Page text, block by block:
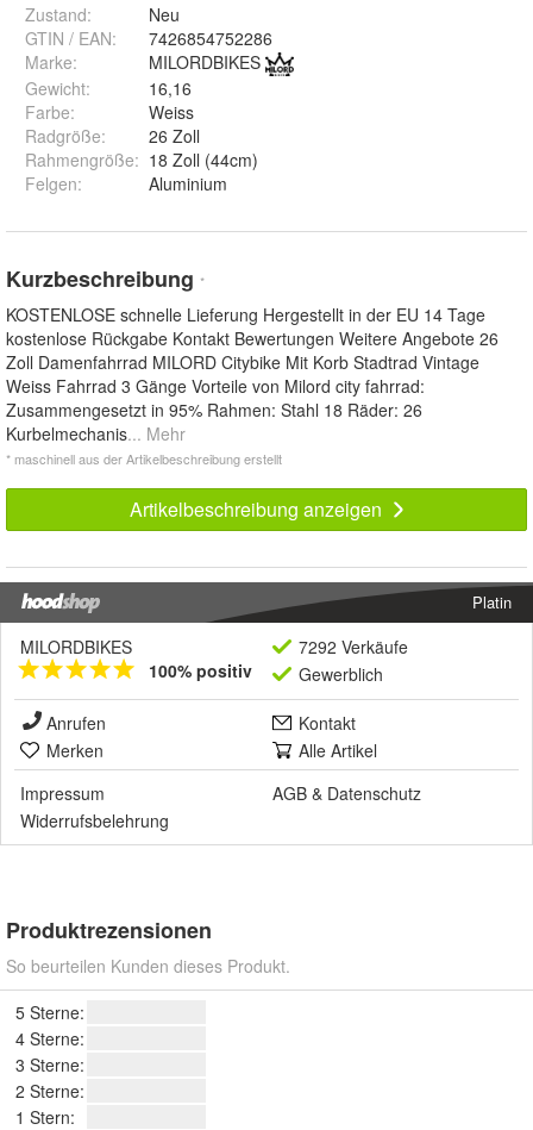
Zustand:
Neu
GTIN / EAN:
7426854752286
Marke:
MILORDBIKES
Gewicht:
16,16
Farbe:
Weiss
Radgröße:
26 Zoll
Rahmengröße: 18 Zoll (44cm)
Felgen: Aluminium
Kurzbeschreibung *
KOSTENLOSE schnelle Lieferung Hergestellt in der EU 14 Tage
kostenlose Rückgabe Kontakt Bewertungen Weitere Angebote 26
Zoll Damenfahrrad MILORD Citybike Mit Korb Stadtrad Vintage
Weiss Fahrrad 3 Gänge Vorteile von Milord city fahrrad:
Zusammengesetzt in 95% Rahmen: Stahl 18 Räder: 26
Kurbelmechanis... Mehr
* maschinell aus der Artikelbeschreibung erstellt
Artikelbeschreibung anzeigen
Platin
MILORDBIKES
100% positiv
7292 Verkäufe
Gewerblich
Anrufen
Kontakt
Merken
Alle Artikel
Impressum
AGB & Datenschutz
Widerrufsbelehrung
Produktrezensionen
So beurteilen Kunden dieses Produkt.
5 Sterne:
4 Sterne:
3 Sterne:
2 Sterne:
1 Stern: